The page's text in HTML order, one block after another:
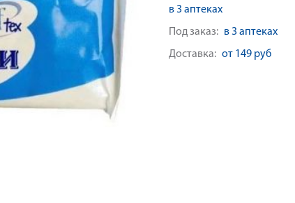
в 3 аптеках
Под заказ: в 3 аптеках
Доставка: от 149 руб